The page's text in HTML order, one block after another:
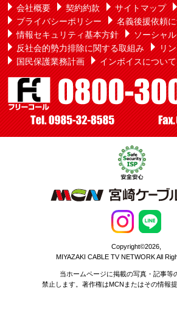
会社概要 契約約款 サイトマップ
プライバシーポリシー
名義後援依頼
情報セキュリティ基本方針
ソーシャ
反社会的勢力排除に関する取組み
リ
国民保護業務計画
インボイスについて
Copyright©2026,
MIYAZAKI CABLE TV NETWORK All
当ホームページに掲載の写真・記事等
禁止します。著作権はMCNまたはその情報提